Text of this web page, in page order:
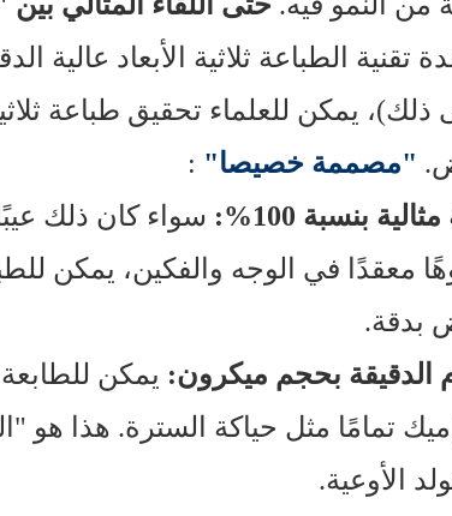
ذلك)، يمكن للعلماء تحقيق طباعة
"مصممة خصيصا" :
بنسبة 100%:
سواء كان ذلك
معقدًا في الوجه والفكين، يمكن
بدقة.
الدقيقة بحجم ميكرون:
تمامًا مثل حياكة السترة. هذا هو
الأوعية.